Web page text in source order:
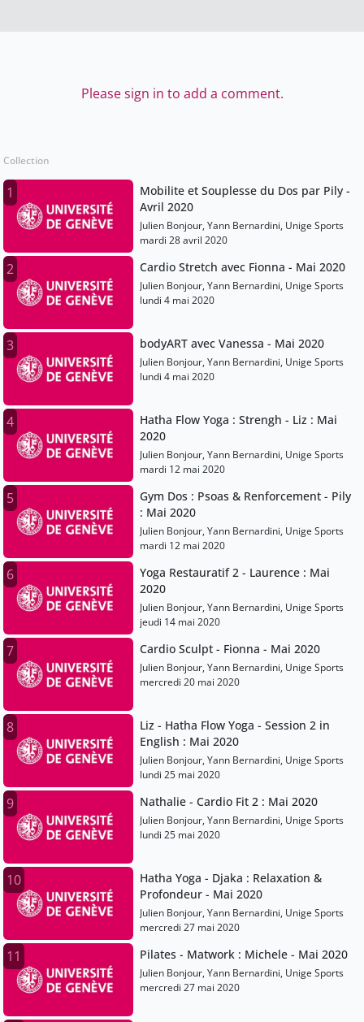
Please sign in to add a comment.
Collection
1
Mobilite et Souplesse du Dos par Pily -
Avril 2020
Julien Bonjour, Yann Bernardini, Unige Sports
mardi 28 avril 2020
2 Cardio Stretch avec Fionna - Mai 2020
Julien Bonjour, Yann Bernardini, Unige Sports
lundi 4 mai 2020
3 bodyART avec Vanessa - Mai 2020
Julien Bonjour, Yann Bernardini, Unige Sports
lundi 4 mai 2020
4
Hatha Flow Yoga : Strengh - Liz : Mai
2020
Julien Bonjour, Yann Bernardini, Unige Sports
mardi 12 mai 2020
5
Gym Dos : Psoas & Renforcement - Pily
: Mai 2020
Julien Bonjour, Yann Bernardini, Unige Sports
mardi 12 mai 2020
6
Yoga Restauratif 2 - Laurence : Mai
2020
Julien Bonjour, Yann Bernardini, Unige Sports
jeudi 14 mai 2020
7 Cardio Sculpt - Fionna - Mai 2020
Julien Bonjour, Yann Bernardini, Unige Sports
mercredi 20 mai 2020
8
Liz - Hatha Flow Yoga - Session 2 in
English : Mai 2020
Julien Bonjour, Yann Bernardini, Unige Sports
lundi 25 mai 2020
9 Nathalie - Cardio Fit 2 : Mai 2020
Julien Bonjour, Yann Bernardini, Unige Sports
lundi 25 mai 2020
10
Hatha Yoga - Djaka : Relaxation &
Profondeur - Mai 2020
Julien Bonjour, Yann Bernardini, Unige Sports
mercredi 27 mai 2020
11 Pilates - Matwork : Michele - Mai 2020
Julien Bonjour, Yann Bernardini, Unige Sports
mercredi 27 mai 2020